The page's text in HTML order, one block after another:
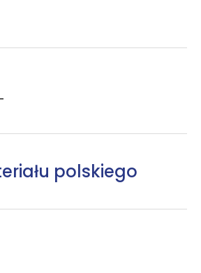
polskiego